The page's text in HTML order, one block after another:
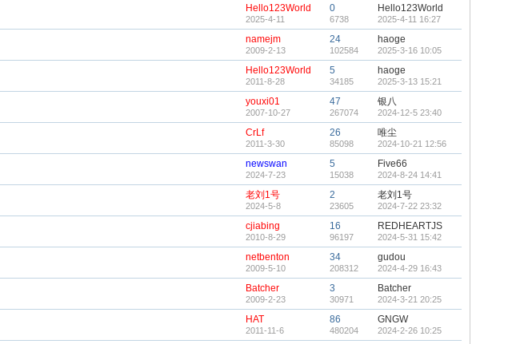
Hello123World
2025-4-11
0
6738
Hello123World
2025-4-11 16:27
namejm
2009-2-13
24
102584
haoge
2025-3-16 10:05
Hello123World
2011-8-28
5
34185
haoge
2025-3-13 15:21
youxi01
2007-10-27
47
267074
银八
2024-12-5 23:40
CrLf
2011-3-30
26
85098
唯尘
2024-10-21 12:56
newswan
2024-7-23
5
15038
Five66
2024-8-24 14:41
老刘1号
2024-5-8
2
23605
老刘1号
2024-7-22 23:32
cjiabing
2010-8-29
16
96197
REDHEARTJS
2024-5-31 15:42
netbenton
2009-5-10
34
208312
gudou
2024-4-29 16:43
Batcher
2009-2-23
3
30971
Batcher
2024-3-21 20:25
HAT
2011-11-6
86
480204
GNGW
2024-2-26 10:25